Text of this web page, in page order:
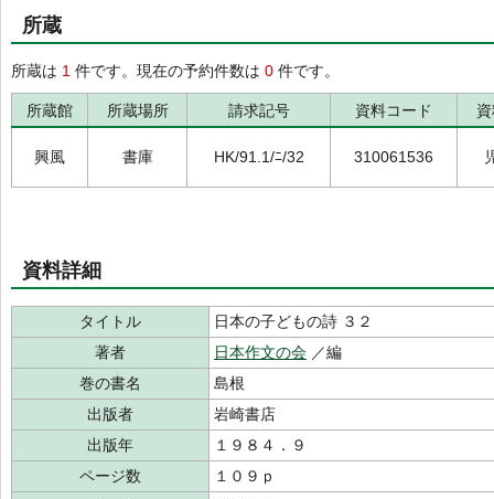
所蔵
所蔵は 1 件です。現在の予約件数は 0 件です。
所蔵館 所蔵場所 請求記号 資料コード
興風 書庫 HK/91.1/ﾆ/32 310061536
資料詳細
タイトル
日本の子どもの詩 ３２
著者
日本作文の会 ／編
巻の書名
島根
出版者
岩崎書店
出版年
１９８４．９
ページ数
１０９ｐ